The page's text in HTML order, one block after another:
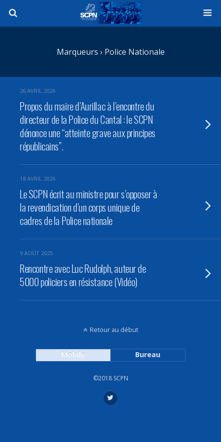
Marqueurs › Police Nationale
26 AVRIL 2026
Propos du maire d’Aurillac à l’encontre du
directeur de la Police du Cantal : le SCPN
dénonce une “atteinte grave aux principes
républicains”.
18 AVRIL 2026
Le SCPN écrit au ministre pour s’opposer à
la revendication d’un corps unique de
cadres de la Police nationale
9 AOÛT 2025
Rencontre avec Luc Rudolph, auteur de
5000 policiers en résistance (Vidéo)
Retour au début
Mobile Bureau
©2018 SCPN